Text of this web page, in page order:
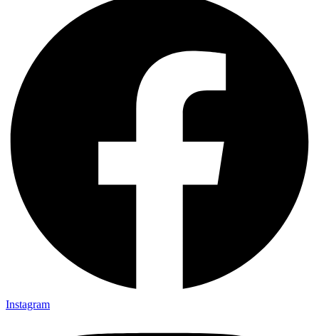
Instagram